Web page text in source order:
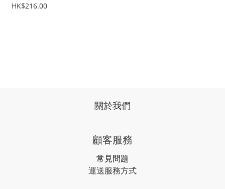
HK$216.00
關於我們
顧客服務
常見問題
運送服務方式